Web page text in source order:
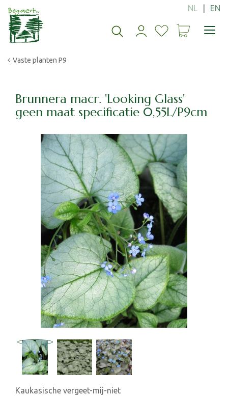
Vaste planten P9
Brunnera macr. 'Looking Glass'
geen maat specificatie 0,55L/P9cm
Kaukasische vergeet-mij-niet